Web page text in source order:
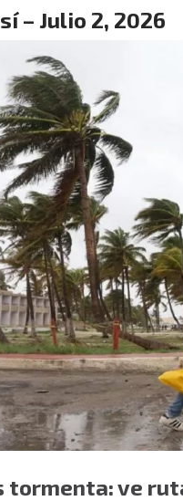
– Julio 2, 2026
tormenta: ve